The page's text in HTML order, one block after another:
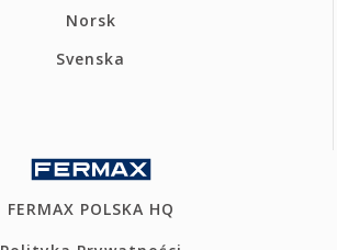
Norsk
Svenska
FERMAX POLSKA HQ